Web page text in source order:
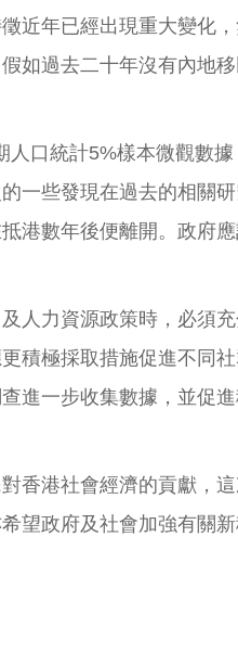
近年已經出現重大變化
如過去二十年沒有內地
口統計5%樣本微觀數
一些發現在過去的相關
港數年後便離開。政府
人力資源政策時，必須
積極採取措施促進不同
進一步收集數據，並促
香港社會經濟的貢獻，
望政府及社會加強有關